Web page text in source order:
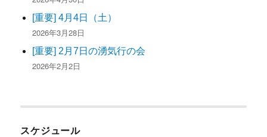
[重要] 4月4日（土）
2026年3月28日
[重要] 2月7日の湧気行の会
2026年2月2日
スケジュール